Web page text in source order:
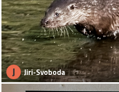
J Jiri-Svoboda